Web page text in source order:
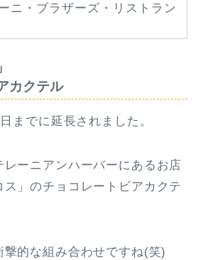
ニ・ブラザーズ・リストラン
カクテル
までに延長されました。
ーニアンハーバーにあるお店
」のチョコレートビアカクテ
的な組み合わせですね(笑)